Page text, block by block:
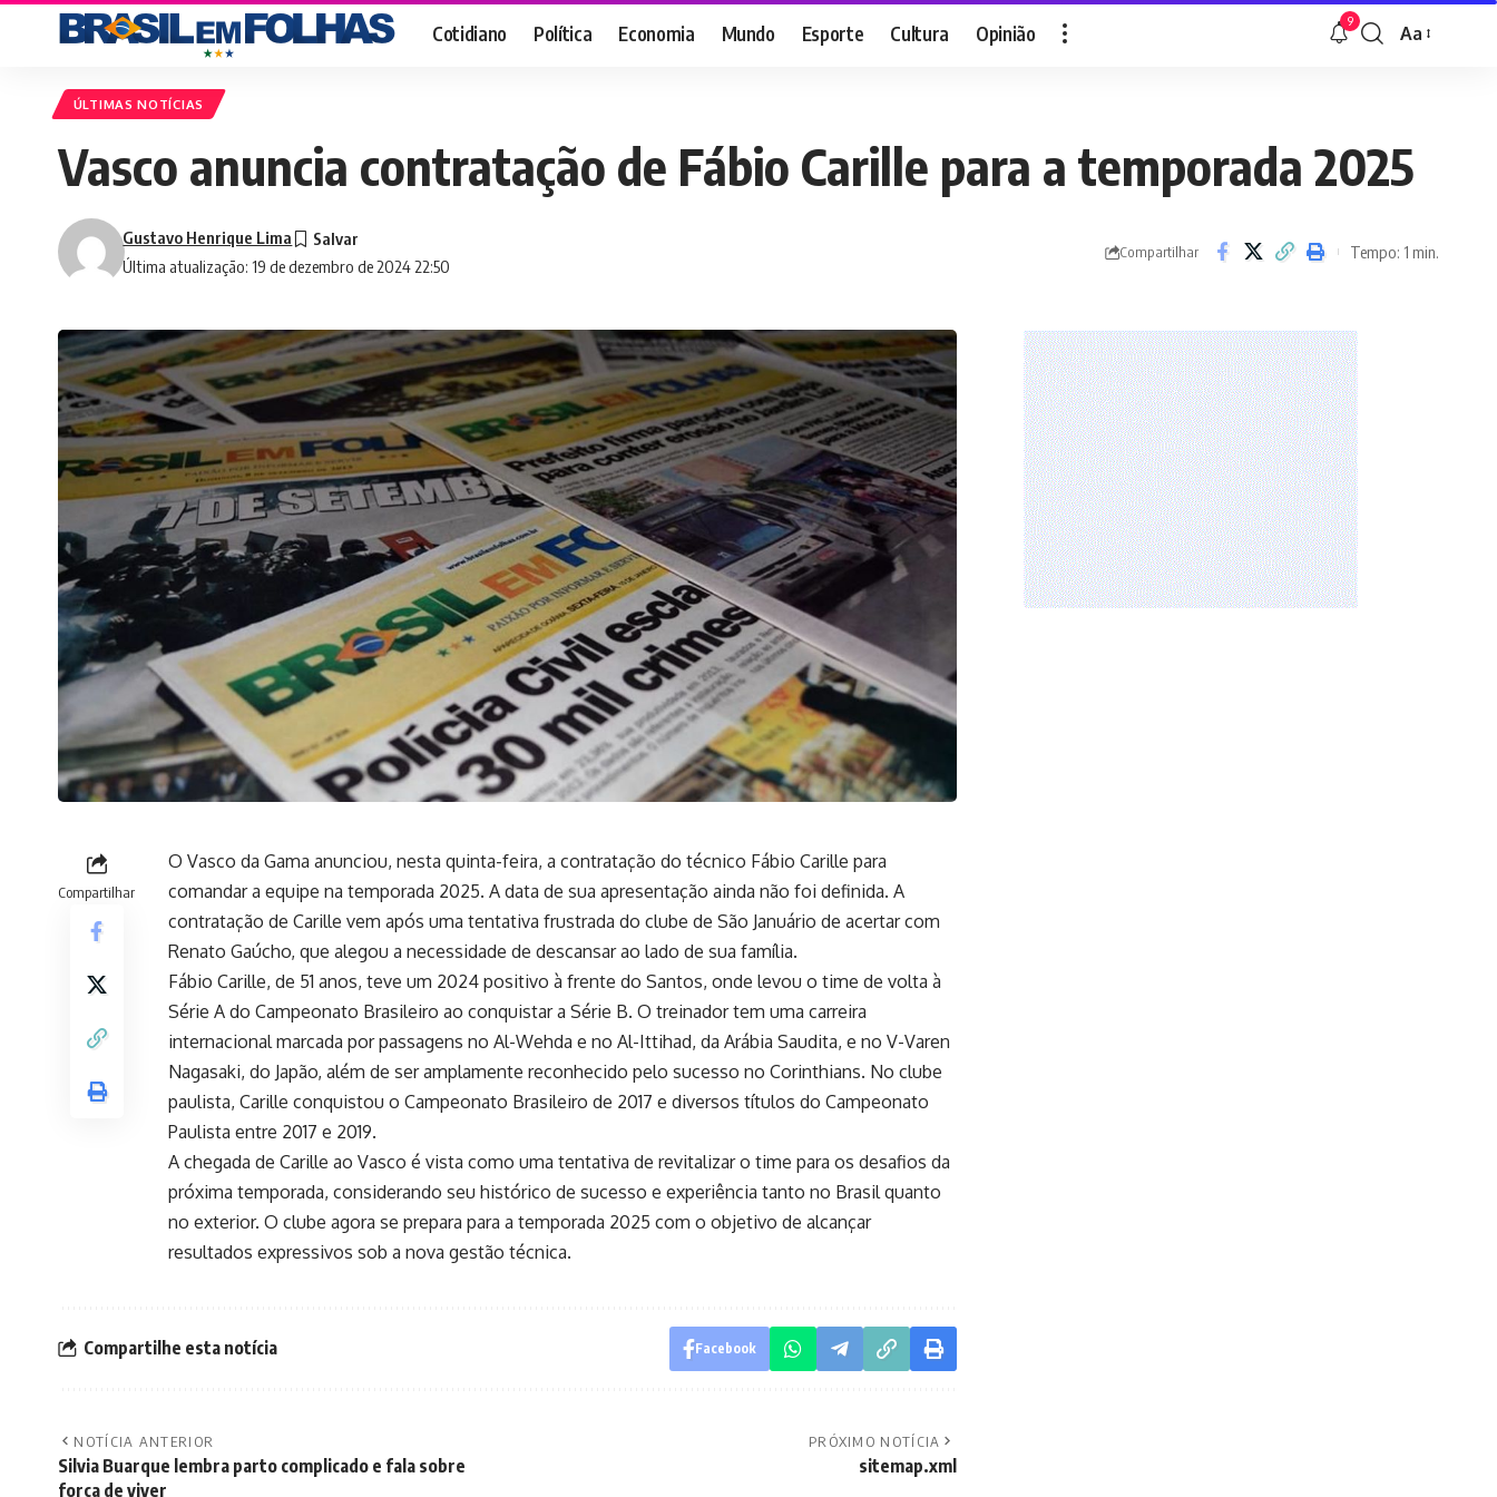
Cotidiano Política Economia Mundo Esporte Cultura Opinião 9
Font
Aa
ÚLTIMAS NOTÍCIAS
Vasco anuncia contratação de Fábio Carille para a temporada 2025
Última atualização: 19 de dezembro de 2024 22:50
Gustavo Henrique Lima
Compartilhar Tempo: 1 min.
Compartilhar
O Vasco da Gama anunciou, nesta quinta-feira, a contratação do técnico Fábio Carille para
comandar a equipe na temporada 2025. A data de sua apresentação ainda não foi definida. A
contratação de Carille vem após uma tentativa frustrada do clube de São Januário de acertar com
Renato Gaúcho, que alegou a necessidade de descansar ao lado de sua família.
Fábio Carille, de 51 anos, teve um 2024 positivo à frente do Santos, onde levou o time de volta à
Série A do Campeonato Brasileiro ao conquistar a Série B. O treinador tem uma carreira
internacional marcada por passagens no Al-Wehda e no Al-Ittihad, da Arábia Saudita, e no V-Varen
Nagasaki, do Japão, além de ser amplamente reconhecido pelo sucesso no Corinthians. No clube
paulista, Carille conquistou o Campeonato Brasileiro de 2017 e diversos títulos do Campeonato
Paulista entre 2017 e 2019.
A chegada de Carille ao Vasco é vista como uma tentativa de revitalizar o time para os desafios da
próxima temporada, considerando seu histórico de sucesso e experiência tanto no Brasil quanto
no exterior. O clube agora se prepara para a temporada 2025 com o objetivo de alcançar
resultados expressivos sob a nova gestão técnica.
Compartilhe esta notícia Facebook
NOTÍCIA ANTERIOR
Silvia Buarque lembra parto complicado e fala sobre
força de viver
PRÓXIMO NOTÍCIA
sitemap.xml